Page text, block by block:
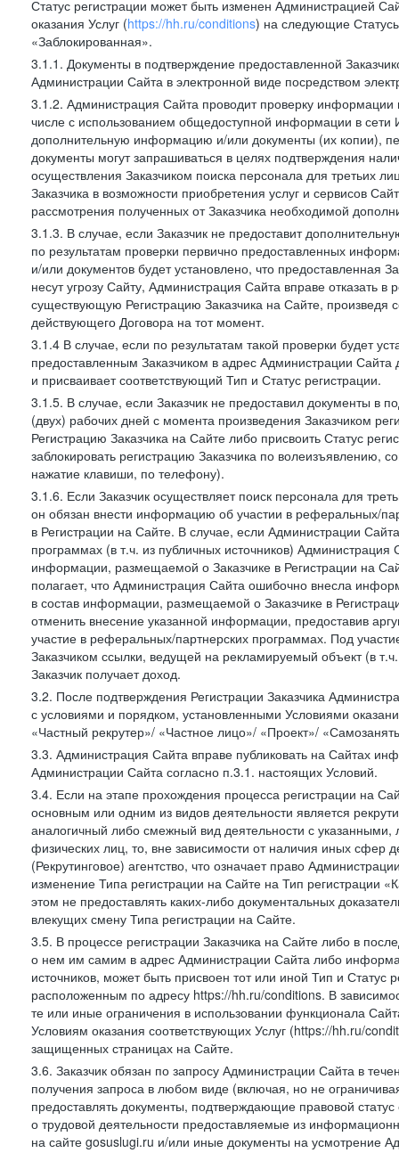
Статус регистрации может быть изменен Администрацией
оказания Услуг (https://hh.ru/conditions) на следующие
«Заблокированная».
3.1.1. Документы в подтверждение предоставленной
Администрации Сайта в электронной виде посредством
3.1.2. Администрация Сайта проводит проверку информации
числе с использованием общедоступной информации в
дополнительную информацию и/или документы (их копии),
документы могут запрашиваться в целях подтверждения
осуществления Заказчиком поиска персонала для третьих
Заказчика в возможности приобретения услуг и сервисов
рассмотрения полученных от Заказчика необходимой
3.1.3. В случае, если Заказчик не предоставит
по результатам проверки первично предоставленных
и/или документов будет установлено, что предоставленная
несут угрозу Сайту, Администрация Сайта вправе отказать
существующую Регистрацию Заказчика на Сайте, произведя
действующего Договора на тот момент.
3.1.4 В случае, если по результатам такой проверки будет
предоставленным Заказчиком в адрес Администрации
и присваивает соответствующий Тип и Статус регистрации.
3.1.5. В случае, если Заказчик не предоставил документы в
(двух) рабочих дней с момента произведения Заказчиком
Регистрацию Заказчика на Сайте либо присвоить Статус
заблокировать регистрацию Заказчика по
нажатие клавиши, по телефону).
3.1.6. Если Заказчик осуществляет поиск персонала для
он обязан внести информацию об участии в реферальных/
в Регистрации на Сайте. В случае, если Администрации
программах (в т.ч. из публичных источников)
информации, размещаемой о Заказчике в Регистрации на
полагает, что Администрация Сайта ошибочно внесла
в состав информации, размещаемой о Заказчике в
отменить внесение указанной информации, предоставив
участие в реферальных/партнерских программах. Под
Заказчиком ссылки, ведущей на рекламируемый объект (в
Заказчик получает доход.
3.2. После подтверждения Регистрации Заказчика
с условиями и порядком, установленными Условиями
«Частный рекрутер»/ «Частное лицо»/ «Проект»/
3.3. Администрация Сайта вправе публиковать на Сайтах
Администрации Сайта согласно п.3.1. настоящих Условий.
3.4. Если на этапе прохождения процесса регистрации на
основным или одним из видов деятельности является
аналогичный либо смежный вид деятельности с
физических лиц, то, вне зависимости от наличия иных сфер
(Рекрутинговое) агентство, что означает право
изменение Типа регистрации на Сайте на Тип регистрации
этом не предоставлять каких-либо документальных
влекущих смену Типа регистрации на Сайте.
3.5. В процессе регистрации Заказчика на Сайте либо в
о нем им самим в адрес Администрации Сайта либо
источников, может быть присвоен тот или иной Тип и
расположенным по адресу https://hh.ru/conditions. В
те или иные ограничения в использовании функционала
Условиям оказания соответствующих Услуг (https://hh.ru/
защищенных страницах на Сайте.
3.6. Заказчик обязан по запросу Администрации Сайта в
получения запроса в любом виде (включая, но не
предоставлять документы, подтверждающие правовой
о трудовой деятельности предоставляемые из
на сайте gosuslugi.ru и/или иные документы на усмотрение